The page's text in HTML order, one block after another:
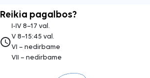
Reikia pagalbos?
access_time
I-IV 8–17 val.
V 8–15:45 val.
VI – nedirbame
VII – nedirbame